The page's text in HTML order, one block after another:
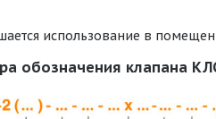
использование в
обозначения клапана